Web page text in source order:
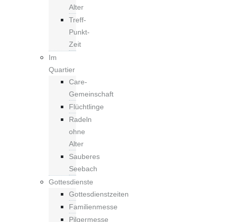
Alter
Treff-
Punkt-
Zeit
Im
Quartier
Care-
Gemeinschaft
Flüchtlinge
Radeln
ohne
Alter
Sauberes
Seebach
Gottesdienste
Gottesdienstzeiten
Familienmesse
Pilgermesse